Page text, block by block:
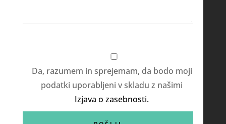
Da, razumem in sprejemam, da bodo moji
podatki uporabljeni v skladu z našimi
Izjava o zasebnosti.